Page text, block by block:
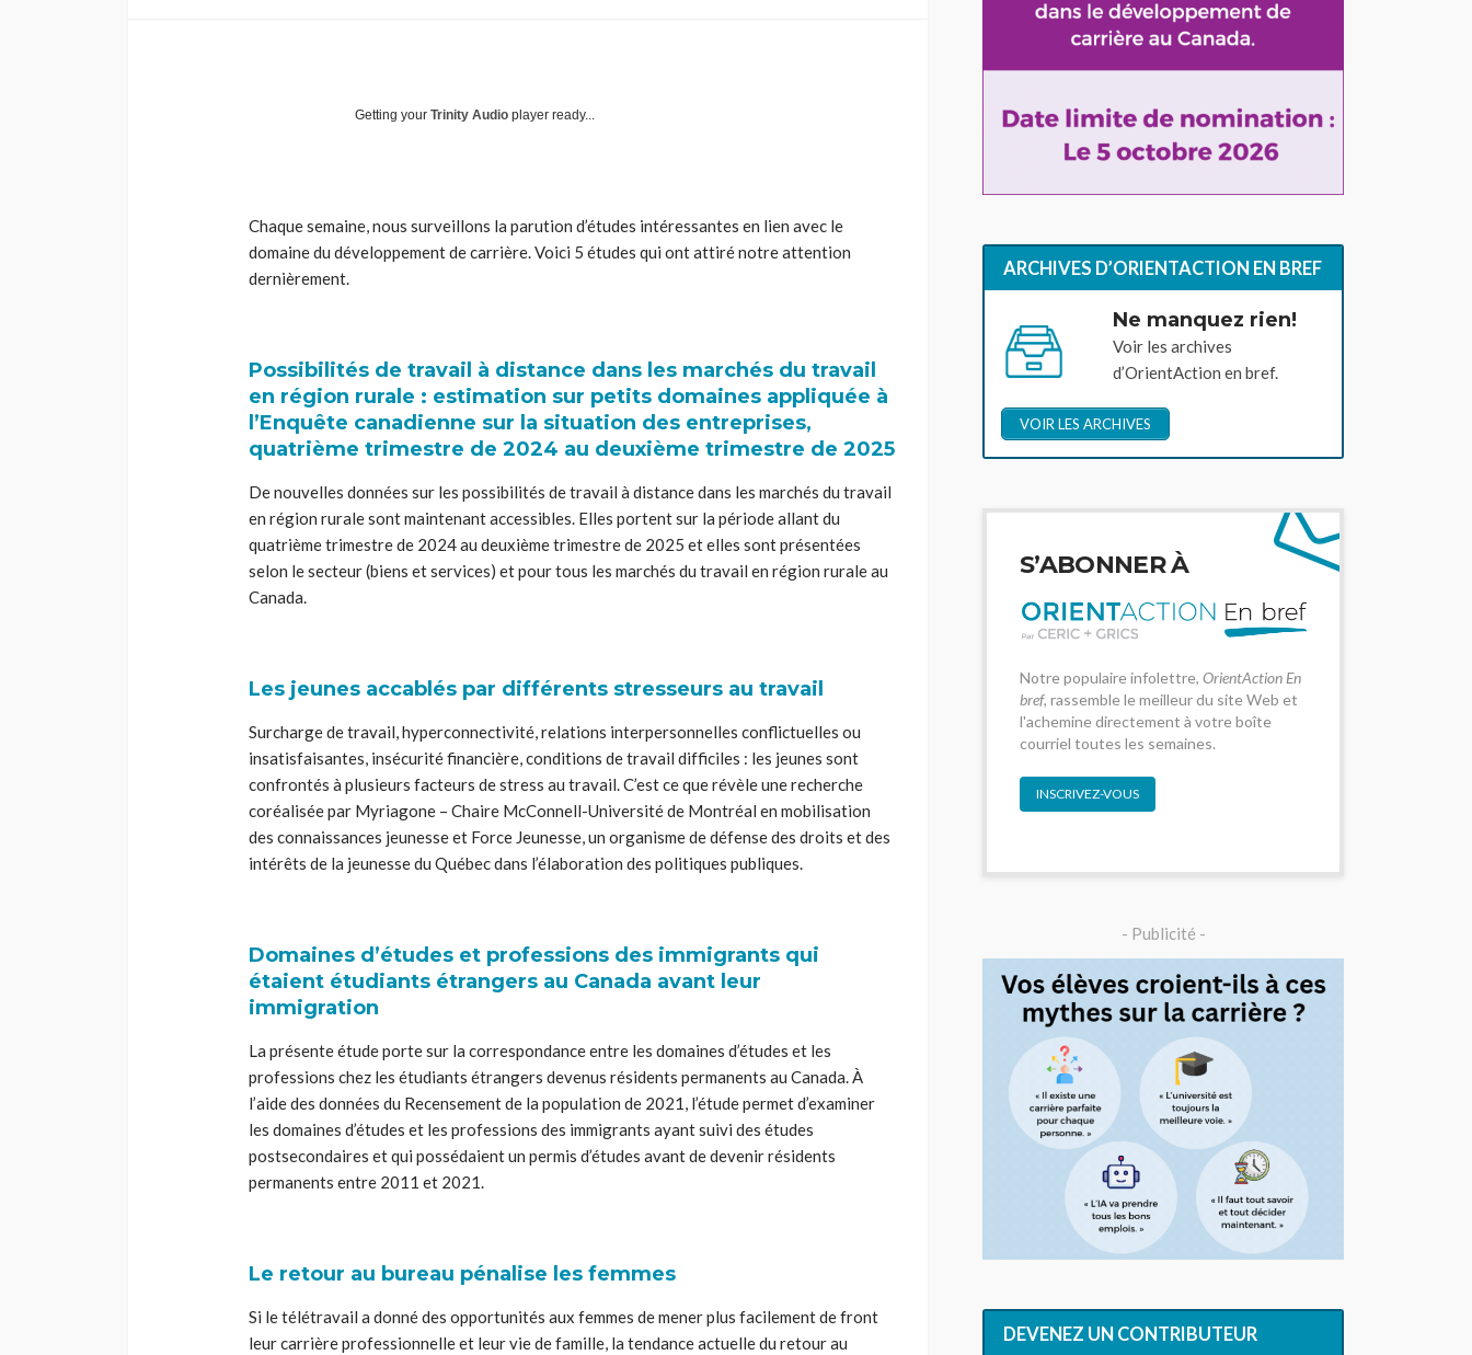
Getting your Trinity Audio player ready...
Chaque semaine, nous surveillons la parution d’études intéressantes en lien avec le
domaine du développement de carrière. Voici 5 études qui ont attiré notre attention
dernièrement.
Possibilités de travail à distance dans les marchés du travail
en région rurale : estimation sur petits domaines appliquée à
l’Enquête canadienne sur la situation des entreprises,
quatrième trimestre de 2024 au deuxième trimestre de 2025
De nouvelles données sur les possibilités de travail à distance dans les marchés du travail
en région rurale sont maintenant accessibles. Elles portent sur la période allant du
quatrième trimestre de 2024 au deuxième trimestre de 2025 et elles sont présentées
selon le secteur (biens et services) et pour tous les marchés du travail en région rurale au
Canada.
Les jeunes accablés par différents stresseurs au travail
Surcharge de travail, hyperconnectivité, relations interpersonnelles conflictuelles ou
insatisfaisantes, insécurité financière, conditions de travail difficiles : les jeunes sont
confrontés à plusieurs facteurs de stress au travail. C’est ce que révèle une recherche
coréalisée par Myriagone – Chaire McConnell-Université de Montréal en mobilisation
des connaissances jeunesse et Force Jeunesse, un organisme de défense des droits et des
intérêts de la jeunesse du Québec dans l’élaboration des politiques publiques.
Domaines d’études et professions des immigrants qui
étaient étudiants étrangers au Canada avant leur
immigration
La présente étude porte sur la correspondance entre les domaines d’études et les
professions chez les étudiants étrangers devenus résidents permanents au Canada. À
l’aide des données du Recensement de la population de 2021, l’étude permet d’examiner
les domaines d’études et les professions des immigrants ayant suivi des études
postsecondaires et qui possédaient un permis d’études avant de devenir résidents
permanents entre 2011 et 2021.
Le retour au bureau pénalise les femmes
Si le télétravail a donné des opportunités aux femmes de mener plus facilement de front
leur carrière professionnelle et leur vie de famille, la tendance actuelle du retour au
ARCHIVES D’ORIENTACTION EN BREF
Ne manquez rien!
Voir les archives
d’OrientAction en bref.
VOIR LES ARCHIVES
S’ABONNER À
Notre populaire infolettre, OrientAction En
bref, rassemble le meilleur du site Web et
l'achemine directement à votre boîte
courriel toutes les semaines.
INSCRIVEZ-VOUS
- Publicité -
DEVENEZ UN CONTRIBUTEUR